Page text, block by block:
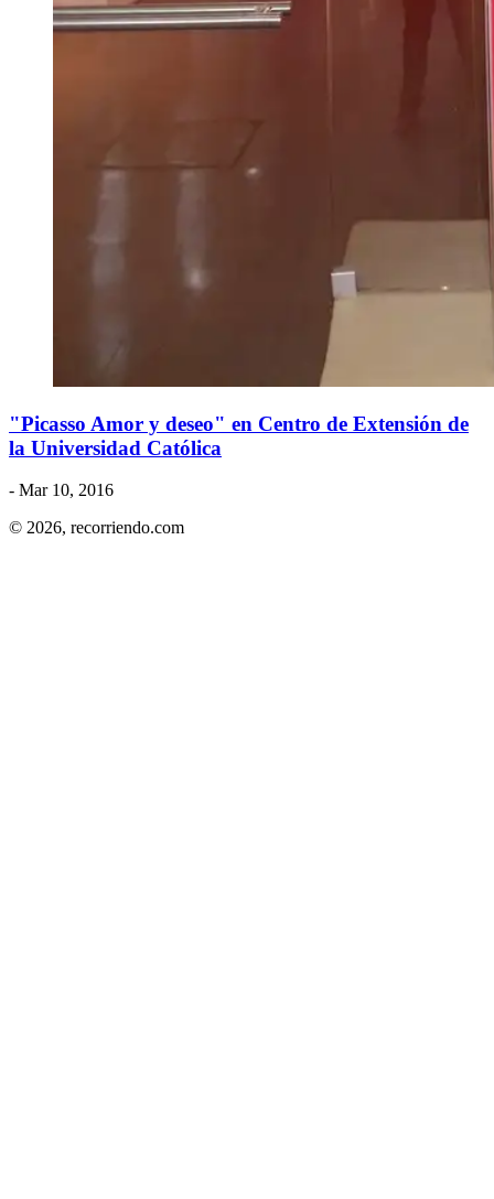
"Picasso Amor y deseo" en Centro de Extensión de
la Universidad Católica
- Mar 10, 2016
© 2026, recorriendo.com